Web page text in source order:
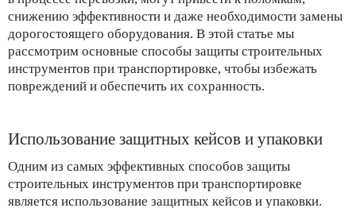
снижению эффективности и даже необходимости замены
дорогостоящего оборудования. В этой статье мы
рассмотрим основные способы защиты строительных
инструментов при транспортировке, чтобы избежать
повреждений и обеспечить их сохранность.
Использование защитных кейсов и упаковки
Одним из самых эффективных способов защиты
строительных инструментов при транспортировке
является использование защитных кейсов и упаковки.